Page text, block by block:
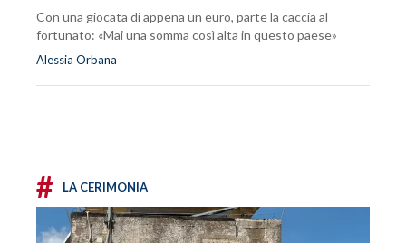
Con una giocata di appena un euro, parte la caccia al
fortunato: «Mai una somma così alta in questo paese»
Alessia Orbana
# LA CERIMONIA